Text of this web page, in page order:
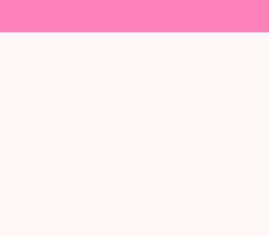
direct